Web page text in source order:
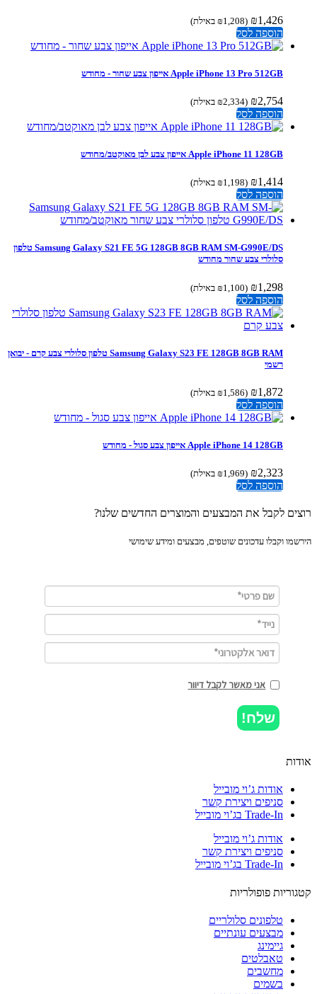
₪1,426
(
₪1,208 באילת)
הוספה לסל
Apple iPhone 13 Pro 512GB אייפון צבע שחור - מחודש
₪2,754
(
₪2,334 באילת)
הוספה לסל
Apple iPhone 11 128GB אייפון צבע לבן מאוקטב/מחודש
₪1,414
(
₪1,198 באילת)
הוספה לסל
Samsung Galaxy S21 FE 5G 128GB 8GB RAM SM-G990E/DS טלפון
סלולרי צבע שחור מחודש
₪1,298
(
₪1,100 באילת)
הוספה לסל
Samsung Galaxy S23 FE 128GB 8GB RAM טלפון סלולרי צבע קרם - יבואן
₪1,872
(
₪1,586 באילת)
הוספה לסל
Apple iPhone 14 128GB אייפון צבע סגול - מחודש
₪2,323
(
₪1,969 באילת)
הוספה לסל
לקבל את המבצעים והמוצרים החדשים שלנו?
וקבלו עדכונים שוטפים, מבצעים ומידע שימושי
אני מאשר לקבל דיוור
שלח!
אודות ג’וי מובייל
סניפים ויצירת קשר
Trade-In בג’וי מובייל
אודות ג’וי מובייל
סניפים ויצירת קשר
Trade-In בג’וי מובייל
פופולריות
טלפונים סלולריים
מבצעים עונתיים
גיימינג
טאבלטים
מחשבים
בשמים